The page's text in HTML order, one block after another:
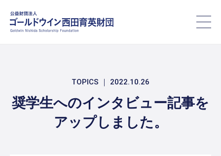
TOPICS ｜ 2022.10.26
奨学生へのインタビュー記事を
アップしました。